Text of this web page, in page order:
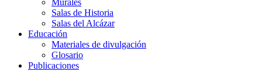
Murales
Salas de Historia
Salas del Alcázar
Educación
Materiales de divulgación
Glosario
Publicaciones